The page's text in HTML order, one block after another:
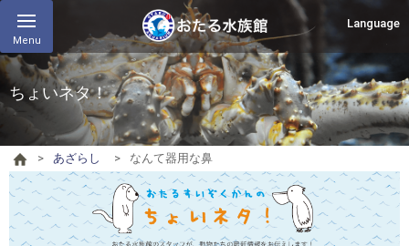
Menu
Language
ちょいネタ！
あざらし なんて器用な鼻